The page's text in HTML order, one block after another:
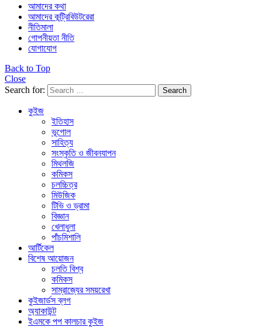
আমাদের কথা
আমাদের কন্ট্রিবিউটরেরা
নীতিমালা
গোপনীয়তা নীতি
যোগাযোগ
Back to Top
Close
Search for:
Search
কুইজ
ইতিহাস
ভূগোল
সাহিত্য
সংস্কৃতি ও জীবনযাপন
মিথলজি
কমিকস
চলচ্চিত্র
মিউজিক
টিভি ও ড্রামা
বিজ্ঞান
খেলাধুলা
পাঁচমিশালি
আর্টিকেল
বিশেষ আয়োজন
চলতি বিশ্ব
কমিকস
সাম্রাজ্যের সময়রেখা
কুইজার্ডস ব্লগ
অ্যাকাউন্ট
ইএমকে পপ কালচার কুইজ